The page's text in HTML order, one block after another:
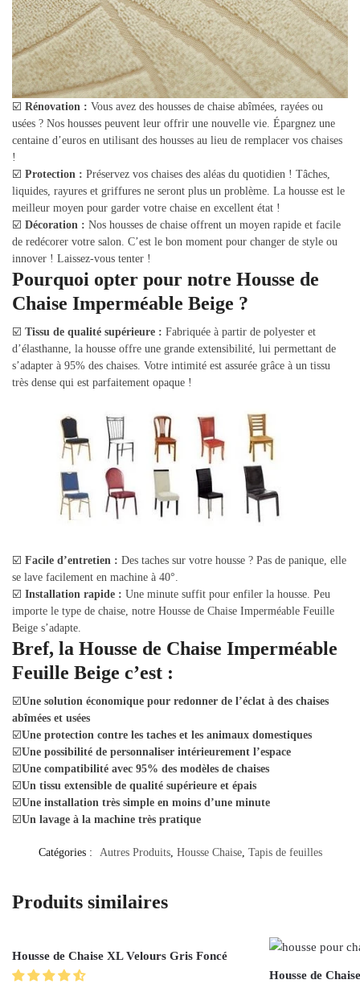
☑️ Rénovation : Vous avez des housses de chaise abîmées, rayées ou
usées ? Nos housses peuvent leur offrir une nouvelle vie. Épargnez une
centaine d’euros en utilisant des housses au lieu de remplacer vos chaises
!
☑️ Protection : Préservez vos chaises des aléas du quotidien ! Tâches,
liquides, rayures et griffures ne seront plus un problème. La housse est le
meilleur moyen pour garder votre chaise en excellent état !
☑️ Décoration : Nos housses de chaise offrent un moyen rapide et facile
de redécorer votre salon. C’est le bon moment pour changer de style ou
innover ! Laissez-vous tenter !
Pourquoi opter pour notre Housse de
Chaise Imperméable Beige ?
☑️ Tissu de qualité supérieure : Fabriquée à partir de polyester et
d’élasthanne, la housse offre une grande extensibilité, lui permettant de
s’adapter à 95% des chaises. Votre intimité est assurée grâce à un tissu
très dense qui est parfaitement opaque !
☑️ Facile d’entretien : Des taches sur votre housse ? Pas de panique, elle
se lave facilement en machine à 40°.
☑️ Installation rapide : Une minute suffit pour enfiler la housse. Peu
importe le type de chaise, notre Housse de Chaise Imperméable Feuille
Beige s’adapte.
Bref, la Housse de Chaise Imperméable
Feuille Beige c’est :
☑️Une solution économique pour redonner de l’éclat à des chaises
abîmées et usées
☑️Une protection contre les taches et les animaux domestiques
☑️Une possibilité de personnaliser intérieurement l’espace
☑️Une compatibilité avec 95% des modèles de chaises
☑️Un tissu extensible de qualité supérieure et épais
☑️Une installation très simple en moins d’une minute
☑️Un lavage à la machine très pratique
Catégories : Autres Produits, Housse Chaise, Tapis de feuilles
Produits similaires
Housse de Chaise XL Velours Gris Foncé
Housse de